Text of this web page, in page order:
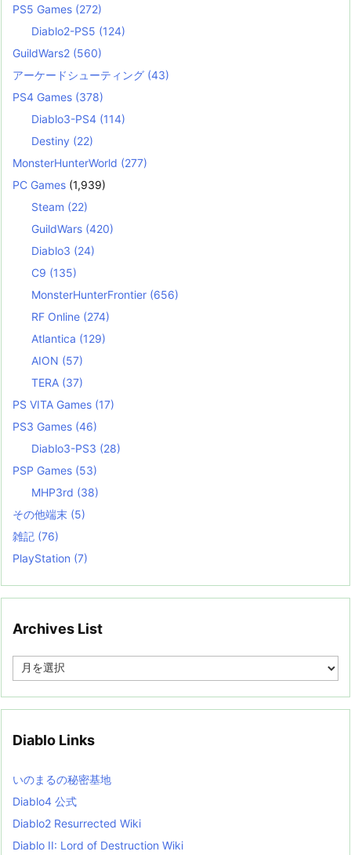
PS5 Games (272)
Diablo2-PS5 (124)
GuildWars2 (560)
アーケードシューティング (43)
PS4 Games (378)
Diablo3-PS4 (114)
Destiny (22)
MonsterHunterWorld (277)
PC Games (1,939)
Steam (22)
GuildWars (420)
Diablo3 (24)
C9 (135)
MonsterHunterFrontier (656)
RF Online (274)
Atlantica (129)
AION (57)
TERA (37)
PS VITA Games (17)
PS3 Games (46)
Diablo3-PS3 (28)
PSP Games (53)
MHP3rd (38)
その他端末 (5)
雑記 (76)
PlayStation (7)
Archives List
e
i
s
t
Diablo Links
いのまるの秘密基地
Diablo4 公式
Diablo2 Resurrected Wiki
Diablo II: Lord of Destruction Wiki